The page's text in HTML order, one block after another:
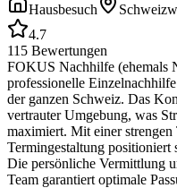
Hausbesuch
4.7
115 Bewertungen
FOKUS Nachhilfe (ehemals
professionelle
der ganzen Schweiz. Das
vertrauter Umgebung, was
maximiert. Mit einer
Termingestaltung
Die persönliche Vermittlung
Team garantiert optimale